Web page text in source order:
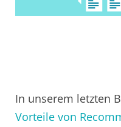
In unserem letzten
Vorteile von